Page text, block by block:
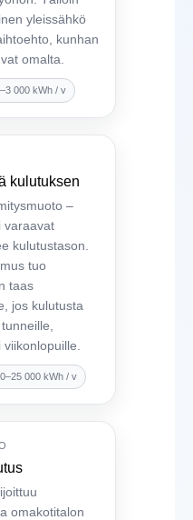
yleissähkö
kunhan
omalta.
000 kWh / v
kulutuksen
–
varaavat
kulutustason.
tuo
taas
jos kulutusta
000 kWh / v
omakotitalon